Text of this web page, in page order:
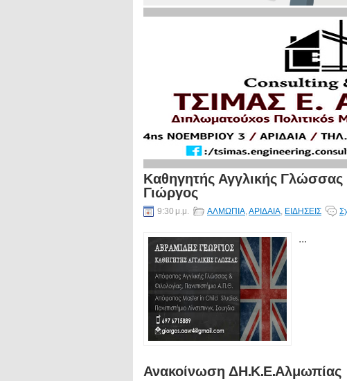
Καθηγητής Αγγλικής Γλώσσας
Γιώργος
9:30 μ.μ. ΑΛΜΩΠΙΑ,ΑΡΙΔΑΙΑ, ΕΙΔΗΣΕΙΣ
...
Ανακοίνωση ΔΗ.Κ.Ε.Αλμωπίας